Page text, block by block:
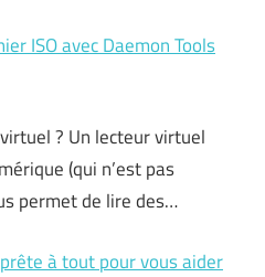
ISO avec Daemon Tools
? Un lecteur virtuel
(qui n’est pas
permet de lire des…
à tout pour vous aider